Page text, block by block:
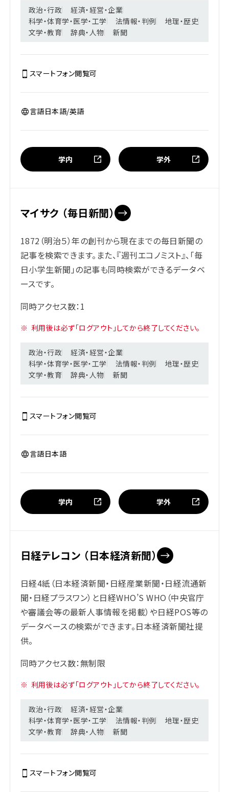
政治・行政
経済・経営・企業
科学・体育学・医学・工学
法情報・判例
地理・歴史
文学・教育
辞典・人物 新聞
スマートフォン閲覧可
言語日本語/英語
学内 学外
マイサク （毎日新聞）
1872（明治５）年の創刊から現在までの毎日新聞の
記事を検索できます。また、『週刊エコノミスト』、「毎
日小学生新聞」の記事も同時検索ができるデータベ
ースです。
同時アクセス数：1
※ 利用後は必ず「ログアウト」してから終了してください。
政治・行政
経済・経営・企業
科学・体育学・医学・工学
法情報・判例
地理・歴史
文学・教育
辞典・人物 新聞
スマートフォン閲覧可
言語日本語
学内 学外
日経テレコン （日本経済新聞）
日経4紙（日本経済新聞・日経産業新聞・日経流通新
聞・日経プラスワン）と日経WHO’S WHO（中央官庁
や審議会等の最新人事情報を掲載）や日経POS等の
データベースの検索ができます。日本経済新聞社提
供。
同時アクセス数：無制限
※ 利用後は必ず「ログアウト」してから終了してください。
政治・行政
経済・経営・企業
科学・体育学・医学・工学
法情報・判例
地理・歴史
文学・教育
辞典・人物 新聞
スマートフォン閲覧可